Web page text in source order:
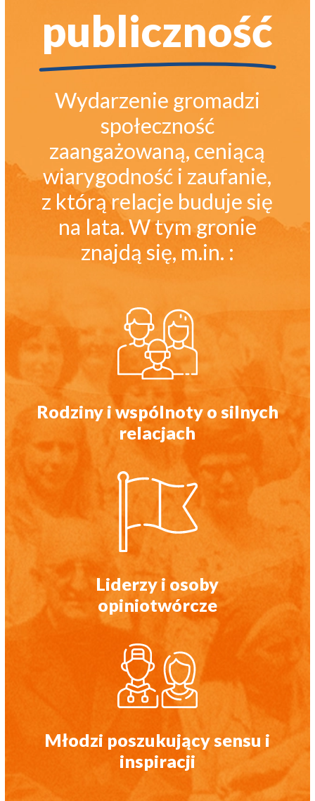
publiczność
Wydarzenie gromadzi
społeczność
zaangażowaną, ceniącą
wiarygodność i zaufanie,
z którą relacje buduje się
na lata. W tym gronie
znajdą się, m.in. :
Rodziny i wspólnoty o silnych
relacjach
Liderzy i osoby
opiniotwórcze
Młodzi poszukujący sensu i
inspiracji